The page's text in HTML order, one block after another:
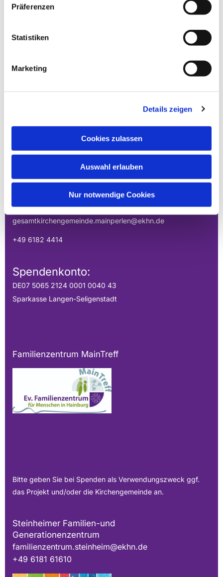
Präferenzen
Statistiken
Marketing
Details zeigen
Cookies zulassen
Auswahl erlauben
Nur notwendige Cookies
EVANGELISCHE
GESAMTKIRCHENGEMEINDE DER
MAINPERLEN
Uhlandstraße 1
Hainburg, Hessen 63512
gesamtkirchengemeinde.mainperlen@ekhn.de
+49 6182 4414
Spendenkonto:
DE07 5065 2124 0001 0040 43
Sparkasse Langen-Seligenstadt
Familienzentrum MainTreff
Bitte geben Sie bei Spenden als Verwendungszweck ggf.
das Projekt und/oder die Kirchengemeinde an.
Steinheimer Familien-und
Generationenzentrum
familienzentrum.steinheim@ekhn.de
+49 6181 61610